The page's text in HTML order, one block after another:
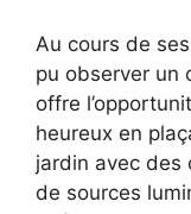
Au cours de
pu observer un
offre
heureux en
jardin avec des
de sources